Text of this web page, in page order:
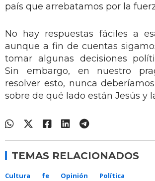
país que arrebatamos por la
No hay respuestas fáciles a
aunque a fin de cuentas
tomar algunas decisiones
Sin embargo, en nuestro
resolver esto, nunca
sobre de qué lado están Jesús y
TEMAS RELACIONADOS
Cultura fe Opinión Política